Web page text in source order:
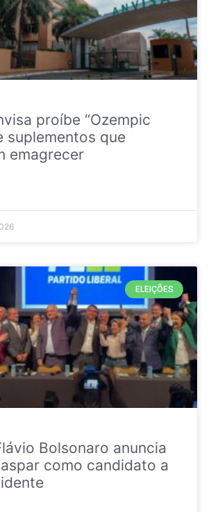
proíbe “Ozempic
suplementos que
emagrecer
ELEIÇÕES
Bolsonaro anuncia
como candidato a